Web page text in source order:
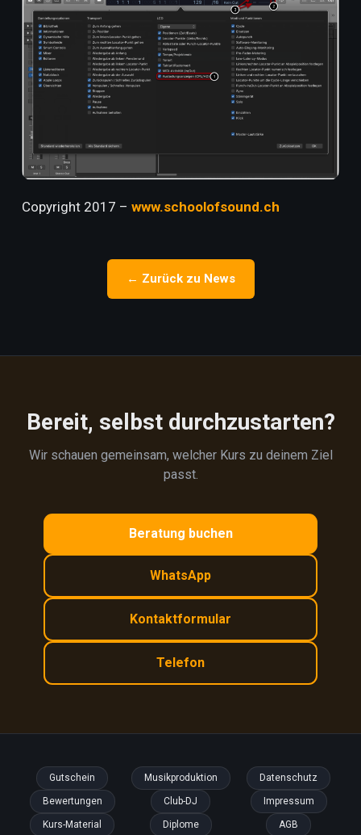
Copyright 2017 – www.schoolofsound.ch
← Zurück zu News
Bereit, selbst durchzustarten?
Wir schauen gemeinsam, welcher Kurs zu deinem Ziel
passt.
Beratung buchen
WhatsApp
Kontaktformular
Telefon
Gutschein
Bewertungen
Kurs-Material
Musikproduktion
Club-DJ
Diplome
Datenschutz
Impressum
AGB